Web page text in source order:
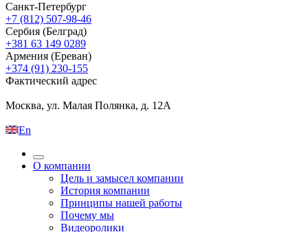
Санкт-Петербург
+7 (812) 507-98-46
Сербия (Белград)
+381 63 149 0289
Армения (Ереван)
+374 (91) 230-155
Фактический адрес
Москва, ул. Малая Полянка, д. 12А
En
О компании
Цель и замысел компании
История компании
Принципы нашей работы
Почему мы
Видеоролики